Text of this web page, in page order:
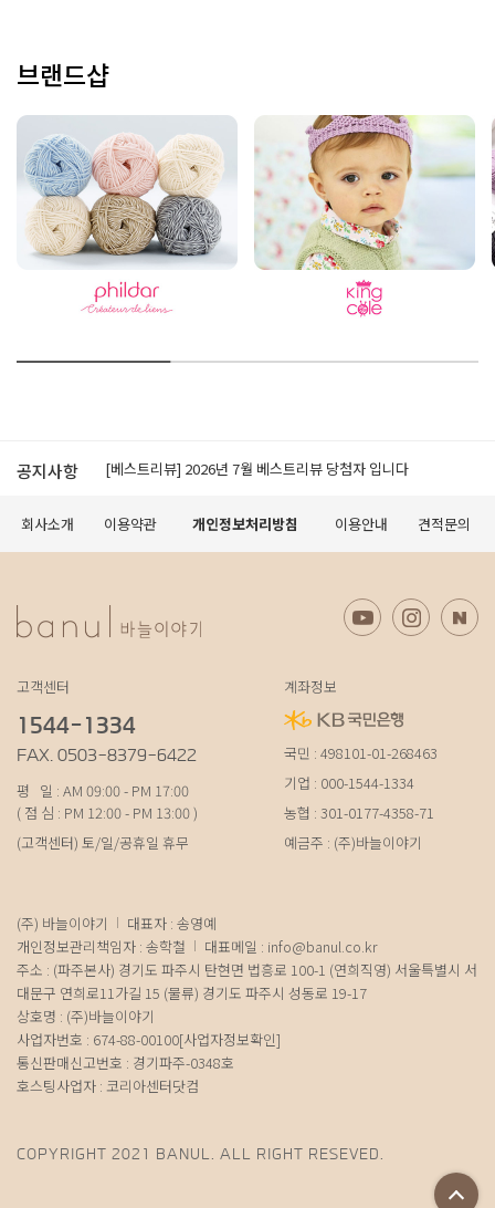
브랜드샵
공지사항
[베스트리뷰] 2026년 7월 베스트리뷰 당첨자 입니다
[공지] 무료배송 조건 변경 안내
[공지] 모바일에서 구매가 원활하지 않을 경우 먼저 확인 해 보세요.
[공지] 무료배송 조건 변경 안내
[공지]적립금 이용약관 개정 안내
회사소개 이용약관 개인정보처리방침 이용안내 견적문의
고객센터
1544-1334
FAX. 0503-8379-6422
평 일 : AM 09:00 - PM 17:00
( 점 심 : PM 12:00 - PM 13:00 )
(고객센터) 토/일/공휴일 휴무
계좌정보
국민 : 498101-01-268463
기업 : 000-1544-1334
농협 : 301-0177-4358-71
예금주 : (주)바늘이야기
(주) 바늘이야기
대표자 : 송영예
개인정보관리책임자 : 송학철
대표메일 : info@banul.co.kr
주소 : (파주본사) 경기도 파주시 탄현면 법흥로 100-1 (연희직영) 서울특별시 서
대문구 연희로11가길 15 (물류) 경기도 파주시 성동로 19-17
상호명 : (주)바늘이야기
사업자번호 : 674-88-00100[사업자정보확인]
통신판매신고번호 : 경기파주-0348호
호스팅사업자 : 코리아센터닷컴
COPYRIGHT 2021 BANUL. ALL RIGHT RESEVED.